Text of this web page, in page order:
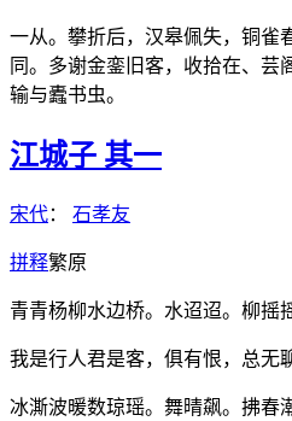
一从。攀折后，汉皋佩失，铜雀
同。多谢金銮旧客，收拾在、芸
输与蠹书虫。
江城子 其一
宋代： 石孝友
拼释繁原
青青杨柳水边桥。水迢迢。柳摇
我是行人君是客，俱有恨，总无
冰澌波暖数琼瑶。舞晴飙。拂春